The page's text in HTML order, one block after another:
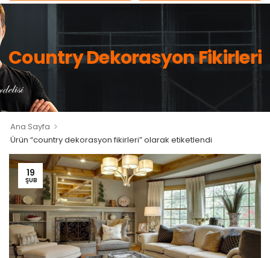
Country Dekorasyon Fikirleri
Ana Sayfa >
Ürün “country dekorasyon fikirleri” olarak etiketlendi
19
ŞUB